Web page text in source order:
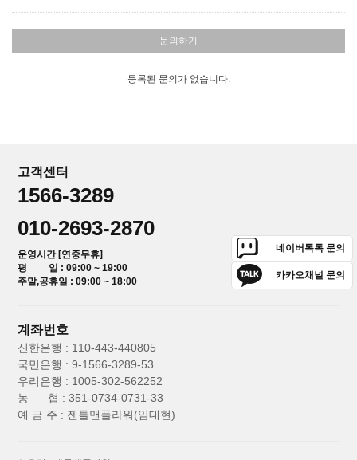
문의하기
등록된 문의가 없습니다.
고객센터
1566-3289
010-2693-2870
운영시간 [연중무휴]
평 일 : 09:00 ~ 19:00
주말,공휴일 : 09:00 ~ 18:00
네이버톡톡 문의
카카오채널 문의
계좌번호
신한은행 : 110-443-440805
국민은행 : 9-1566-3289-53
우리은행 : 1005-302-562252
농 협 : 351-0734-0731-33
예 금 주 : 젠틀맨플라워(임대현)